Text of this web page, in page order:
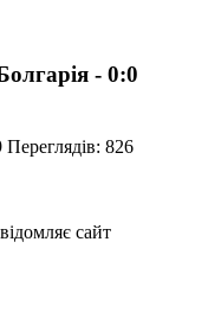
- 0:0
Переглядів: 826
сайт